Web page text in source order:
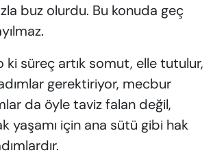
buz olurdu. Bu konuda geç
ki süreç artık somut, elle tutulur,
gerektiriyor, mecbur
da öyle taviz falan değil,
yaşamı için ana sütü gibi hak